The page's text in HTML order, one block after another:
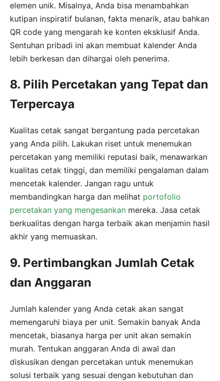
elemen unik. Misalnya, Anda bisa menambahkan
kutipan inspiratif bulanan, fakta menarik, atau bahkan
QR code yang mengarah ke konten eksklusif Anda.
Sentuhan pribadi ini akan membuat kalender Anda
lebih berkesan dan dihargai oleh penerima.
8. Pilih Percetakan yang Tepat dan
Terpercaya
Kualitas cetak sangat bergantung pada percetakan
yang Anda pilih. Lakukan riset untuk menemukan
percetakan yang memiliki reputasi baik, menawarkan
kualitas cetak tinggi, dan memiliki pengalaman dalam
mencetak kalender. Jangan ragu untuk
membandingkan harga dan melihat portofolio
percetakan yang mengesankan mereka. Jasa cetak
berkualitas dengan harga terbaik akan menjamin hasil
akhir yang memuaskan.
9. Pertimbangkan Jumlah Cetak
dan Anggaran
Jumlah kalender yang Anda cetak akan sangat
memengaruhi biaya per unit. Semakin banyak Anda
mencetak, biasanya harga per unit akan semakin
murah. Tentukan anggaran Anda di awal dan
diskusikan dengan percetakan untuk menemukan
solusi terbaik yang sesuai dengan kebutuhan dan